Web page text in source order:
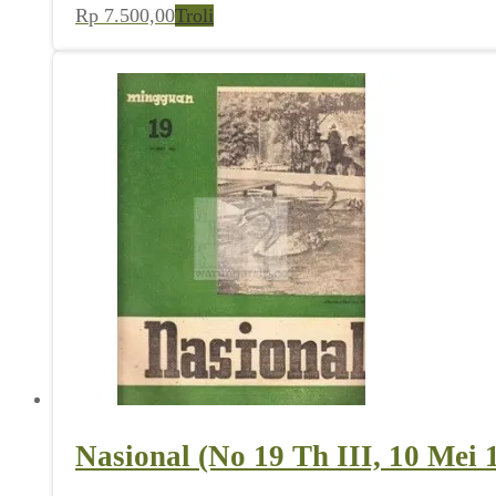
Rp 7.500,00Troli
Nasional (No 19 Th III, 10 Mei